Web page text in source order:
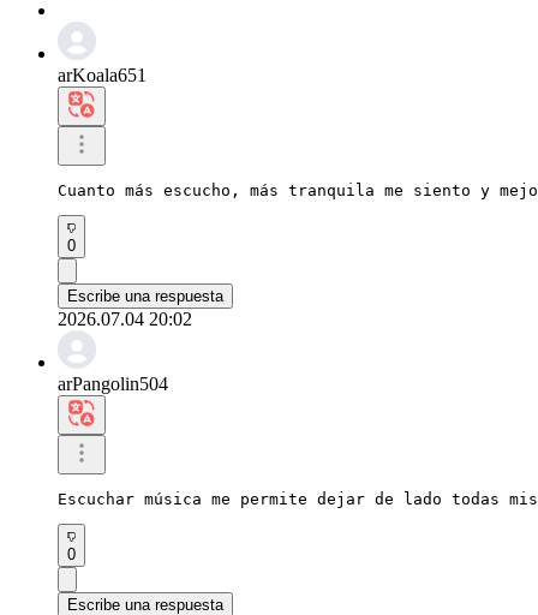
arKoala651
Cuanto más escucho, más tranquila me siento y
0
Escribe una respuesta
2026.07.04 20:02
arPangolin504
Escuchar música me permite dejar de lado todas
0
Escribe una respuesta